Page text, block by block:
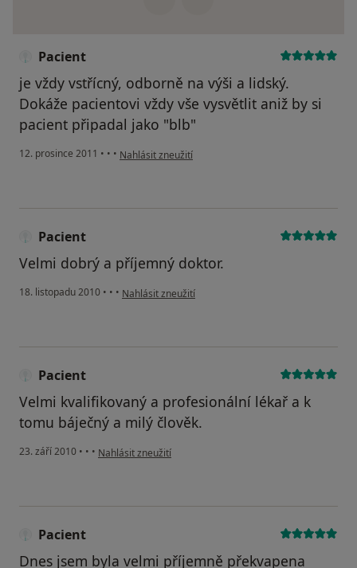
Pacient
je vždy vstřícný, odborně na výši a lidský.
Dokáže pacientovi vždy vše vysvětlit aniž by si
pacient připadal jako "blb"
12. prosince 2011 • • • podle názoru uživatele Pacient
Nahlásit zneužití
Pacient
Velmi dobrý a příjemný doktor.
18. listopadu 2010 • • • podle názoru uživatele Pacient
Nahlásit zneužití
Pacient
Velmi kvalifikovaný a profesionální lékař a k
tomu báječný a milý člověk.
23. září 2010 • • • podle názoru uživatele Pacient
Nahlásit zneužití
Pacient
Dnes jsem byla velmi příjemně překvapena